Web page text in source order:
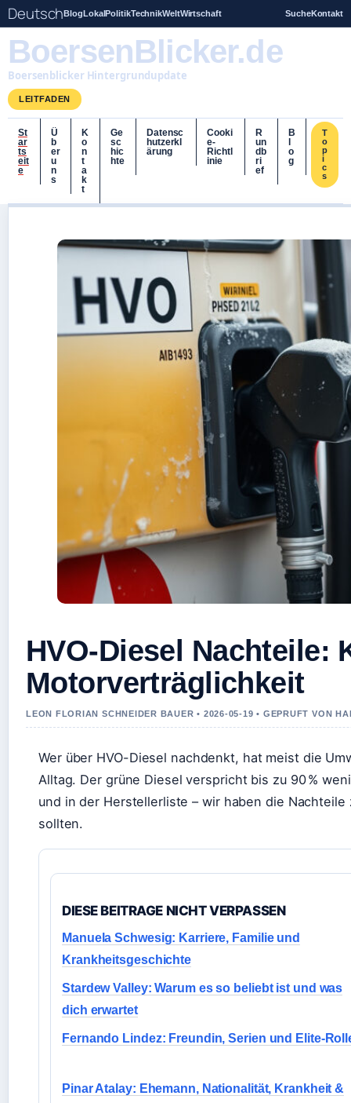
DeutschBlogLokalPolitikTechnikWeltWirtschaft SucheKontakt
BoersenBlicker.de
Boersenblicker Hintergrundupdate
LEITFADEN
St
ar
ts
eit
e
Ü
b
er
u
n
s
K
o
n
t
a
k
t
Ge
sc
hic
hte
Datensc
hutzerkl
ärung
Cooki
e-
Richtl
inie
R
un
db
ri
ef
B
o
g
T
o
p
i
c
s
HVO-Diesel Nachteile:
Motorverträglichkeit
LEON FLORIAN SCHNEIDER BAUER • 2026-05-19 • GEPRUFT VON
Wer über HVO-Diesel nachdenkt, hat meist die
Alltag. Der grüne Diesel verspricht bis zu 90 %
und in der Herstellerliste – wir haben die
sollten.
DIESE BEITRAGE NICHT VERPASSEN
Manuela Schwesig: Karriere, Familie und
Krankheitsgeschichte
Stardew Valley: Warum es so beliebt ist und was
dich erwartet
Fernando Lindez: Freundin, Serien und Elite-
Pinar Atalay: Ehemann, Nationalität, Krankheit &